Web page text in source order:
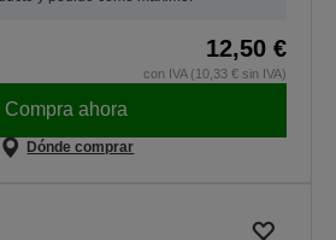
12,50 €
con IVA (10,33 € sin IVA)
Compra ahora
Dónde comprar